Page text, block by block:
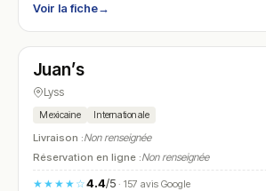
Voir la fiche→
N° 25
Juan’s
Lyss
Mexicaine Internationale
Livraison :Non renseignée
Réservation en ligne :Non renseignée
★★★★☆4.4/5· 157 avis Google